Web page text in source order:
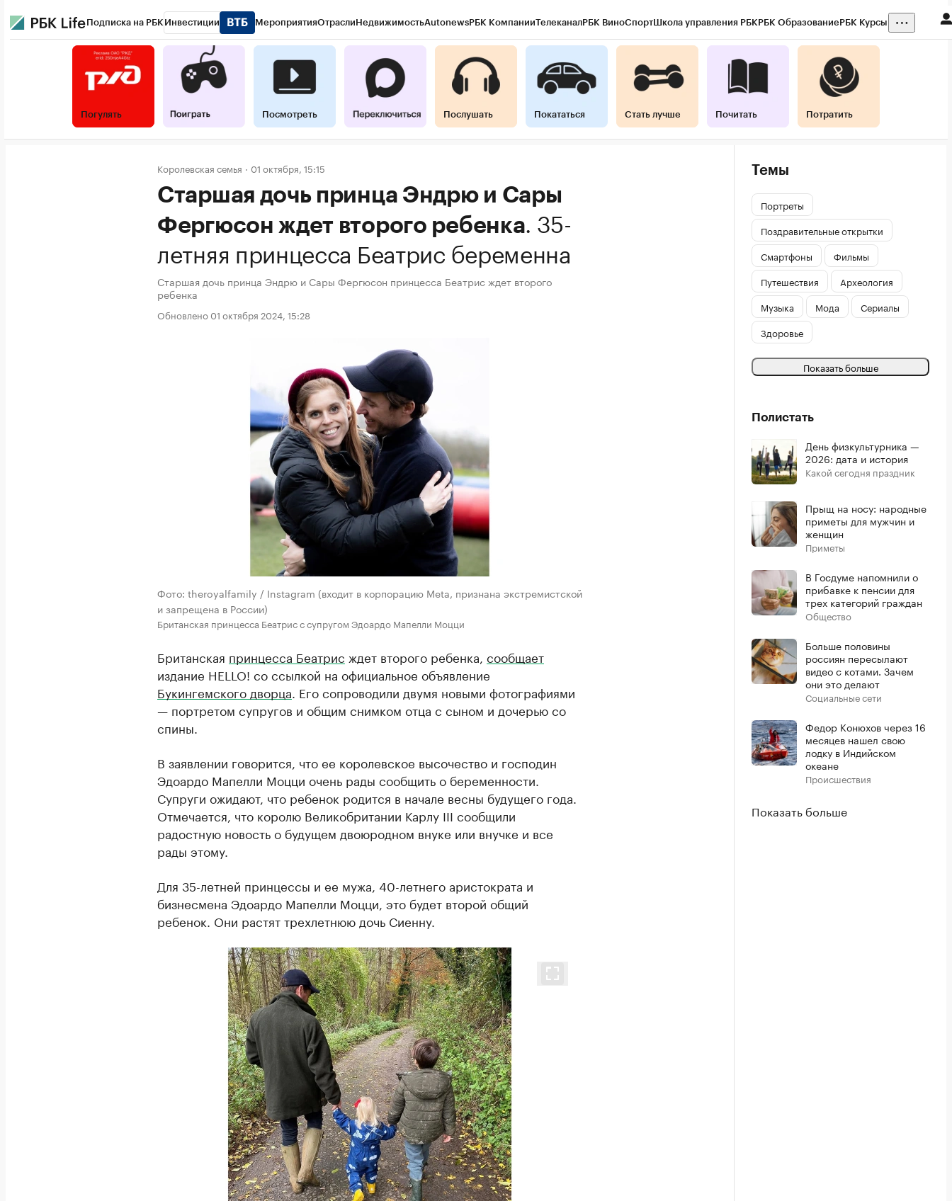
Подписка на РБК Инвестиции МероприятияОтраслиНедвижимостьAutonewsРБК КомпанииТелеканалРБК ВиноСпортШкола управления РБКРБК ОбразованиеРБК Курсы
Погулять Посмотреть Послушать Покататься Стать лучше Почитать Потратить
Королевская семья 01 октября, 15:15
Старшая дочь принца Эндрю и Сары
Фергюсон ждет второго ребенка. 35-
летняя принцесса Беатрис беременна
Старшая дочь принца Эндрю и Сары Фергюсон принцесса Беатрис ждет второго
ребенка
Обновлено 01 октября 2024, 15:28
Фото: theroyalfamily / Instagram (входит в корпорацию Meta, признана экстремистской
и запрещена в России)
Британская принцесса Беатрис с супругом Эдоардо Мапелли Моцци
Британская принцесса Беатрис ждет второго ребенка, сообщает
издание HELLO! со ссылкой на официальное объявление
Букингемского дворца . Его сопроводили двумя новыми фотографиями
— портретом супругов и общим снимком отца с сыном и дочерью со
спины.
В заявлении говорится, что ее королевское высочество и господин
Эдоардо Мапелли Моцци очень рады сообщить о беременности.
Супруги ожидают, что ребенок родится в начале весны будущего года.
Отмечается, что королю Великобритании Карлу III сообщили
радостную новость о будущем двоюродном внуке или внучке и все
рады этому.
Для 35-летней принцессы и ее мужа, 40-летнего аристократа и
бизнесмена Эдоардо Мапелли Моцци, это будет второй общий
ребенок. Они растят трехлетнюю дочь Сиенну.
Темы
Портреты
Поздравительные открытки
Смартфоны
Фильмы
Путешествия
Археология
Музыка
Мода
Сериалы
Здоровье
Показать больше
Полистать
День физкультурника —
2026: дата и история
Какой сегодня праздник
Прыщ на носу: народные
приметы для мужчин и
женщин
Приметы
В Госдуме напомнили о
прибавке к пенсии для
трех категорий граждан
Общество
Больше половины
россиян пересылают
видео с котами. Зачем
они это делают
Социальные сети
Федор Конюхов через 16
месяцев нашел свою
лодку в Индийском
океане
Происшествия
Показать больше